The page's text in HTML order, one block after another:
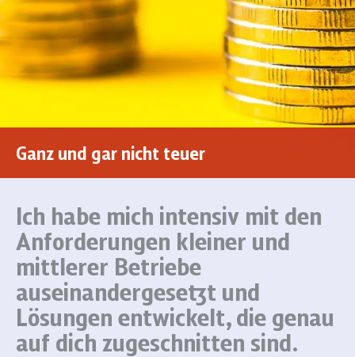
Ganz und gar nicht teuer
Ich habe mich intensiv mit den
Anforderungen kleiner und
mittlerer Betriebe
auseinandergesetzt und
Lösungen entwickelt, die genau
auf dich zugeschnitten sind.